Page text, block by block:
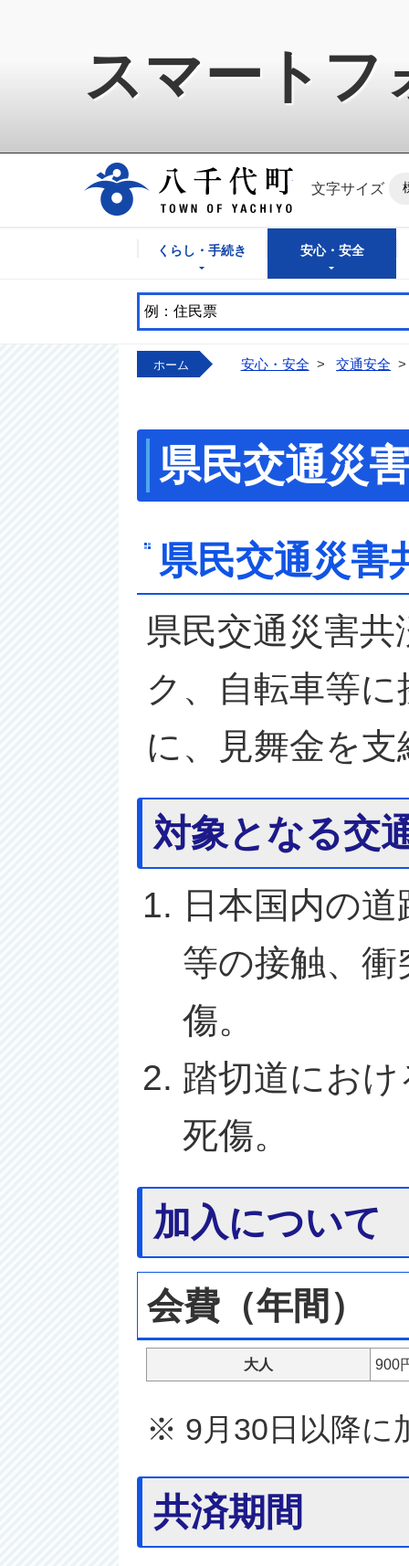
スマートフ
八千代町公式ホ
文字サイズ
くらし・手続き 安心・安全
ホーム 安心・安全 > 交通安全 >
県民交通災
県民交通災害
県民交通災害
ク、自転車等
に、見舞金を
対象となる交
日本国内の
等の接触、
傷。
踏切道にお
死傷。
加入について
会費（年間）
大人 900
※ 9月30日以降に
共済期間